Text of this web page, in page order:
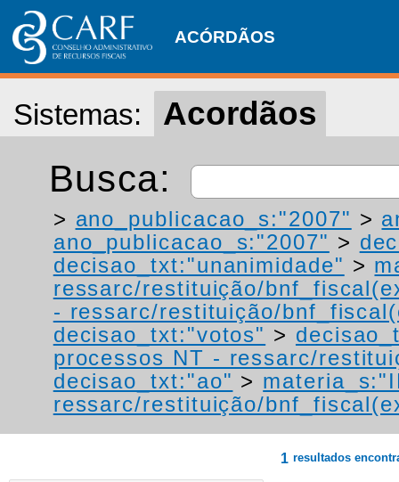
ACÓRDÃOS
Sistemas: Acordãos
Busca:
> ano_publicacao_s:"2007" >
ano_publicacao_s:"2007" >
decisao_txt:"unanimidade" >
ressarc/restituição/
- ressarc/restituição/
decisao_txt:"votos" >
processos NT - ressarc/
decisao_txt:"ao" >
ressarc/restituição/
1 resultados